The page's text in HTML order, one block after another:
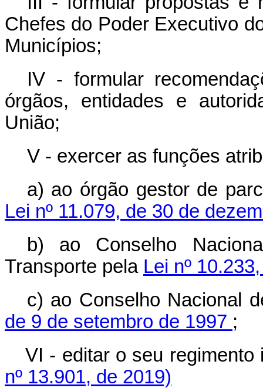
Chefes do Poder Executivo
Municípios;
IV - formular
órgãos, entidades e
União;
V - exercer as funções
a) ao órgão gestor de
Lei nº 11.079, de 30 de
b) ao Conselho
Transporte pela Lei nº
c) ao Conselho Nacional
de 9 de setembro de 1997 ;
VI - editar o seu
nº 13.901, de 2019)